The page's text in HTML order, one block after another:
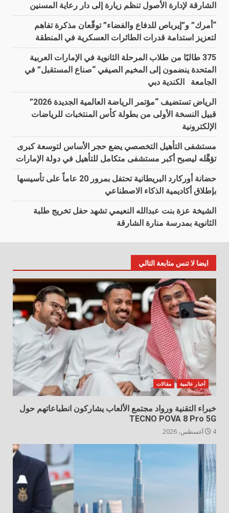
الشارقة لإدارة الأصول تنظم زيارة إلى دار رعاية المسنين
“أمرك” و”إيرباص للدفاع والفضاء” توقّعان مذكرة تفاهم
لتعزيز استدامة قدرات الطائرات العسكرية في المنطقة
375 طالبًا من طلاب المرحلة الثانوية في الإمارات العربية
المتحدة ينضمون إلى المخيم الصيفي “صناع المستقبل” في
الجامعة الكندية دبي
الرياض تستضيف “مؤتمر الرياضة العالمية الجديدة 2026”
قبيل النسخة الأولى من بطولة كأس المنتخبات للرياضات
الإلكترونية
مستشفى التأهيل التخصصي يضع حجر الأساس لتوسعة كبرى
تؤهِّله ليصبح أكبر مستشفى متكامل للتأهيل في دولة الإمارات
حضانة أوركارد البريطانية تحتفل بمرور 20 عاماً على تأسيسها
بإطلاق أكاديمية الذكاء الاصطناعي
الشيخة عزة بنت عبدالله النعيمي تشهد حفل تخريج طلبة
الثانوية بمدرسة منارة الشارقة
ايضا لا تنس متابعة التالي
أخبار عالمية مقالات
خبراء التقنية ورواد مجتمع الألعاب يشاركون انطباعاتهم حول
TECNO POVA 8 Pro 5G
4 أغسطس، 2026